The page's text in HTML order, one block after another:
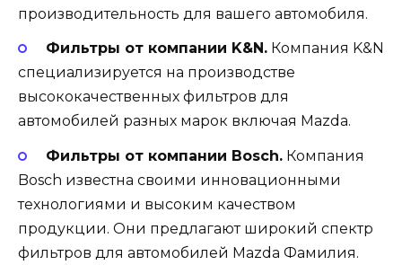
производительность для вашего автомобиля.
Фильтры от компании K&N.Компания K&N
специализируется на производстве
высококачественных фильтров для
автомобилей разных марок включая Mazda.
Фильтры от компании Bosch.Компания
Bosch известна своими инновационными
технологиями и высоким качеством
продукции. Они предлагают широкий спектр
фильтров для автомобилей Mazda Фамилия.